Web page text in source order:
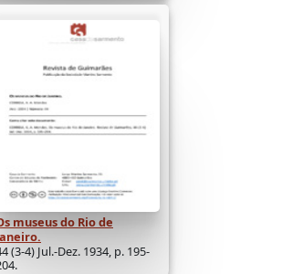
museus do Rio de
(3-4) Jul.-Dez. 1934, p. 195-